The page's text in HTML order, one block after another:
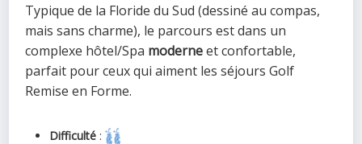
Typique de la Floride du Sud (dessiné au compas,
mais sans charme), le parcours est dans un
complexe hôtel/Spa moderneet confortable,
parfait pour ceux qui aiment les séjours Golf
Remise en Forme.
Difficulté :